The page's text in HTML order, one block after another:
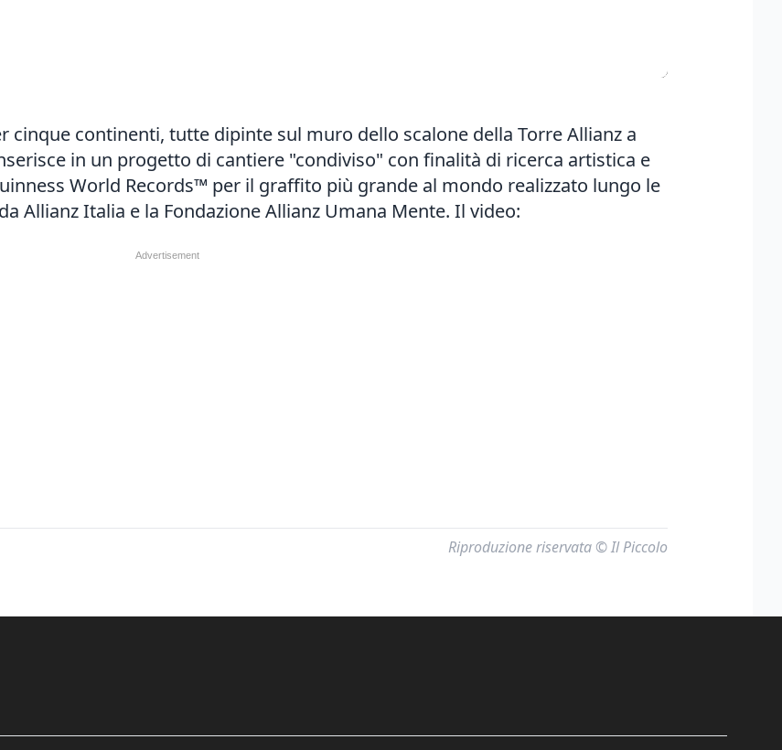
cinque continenti, tutte dipinte sul muro dello scalone della Torre Allianz a
in un progetto di cantiere "condiviso" con finalità di ricerca artistica e
World Records™ per il graffito più grande al mondo realizzato lungo le
Allianz Italia e la Fondazione Allianz Umana Mente. Il video:
Riproduzione riservata © Il Piccolo